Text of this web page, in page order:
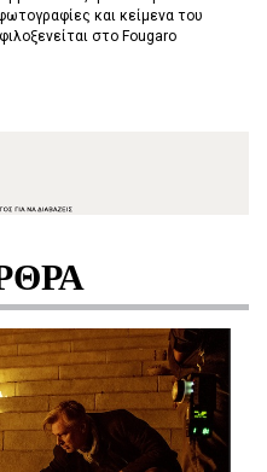
και κείμενα του
στο Fougaro